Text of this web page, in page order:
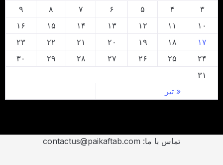
« تیر
۳
۴ ۵ ۶ ۷ ۸
۹
۱۰
۱۱ ۱۲ ۱۳ ۱۴ ۱۵
۱۶
۱۷
۱۸ ۱۹ ۲۰ ۲۱ ۲۲
۲۳
۲۴
۲۵ ۲۶ ۲۷ ۲۸ ۲۹
۳۰
۳۱
تماس با ما: contactus@paikaftab.com